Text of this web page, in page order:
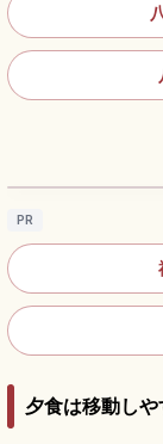
PR
夕食は移動し